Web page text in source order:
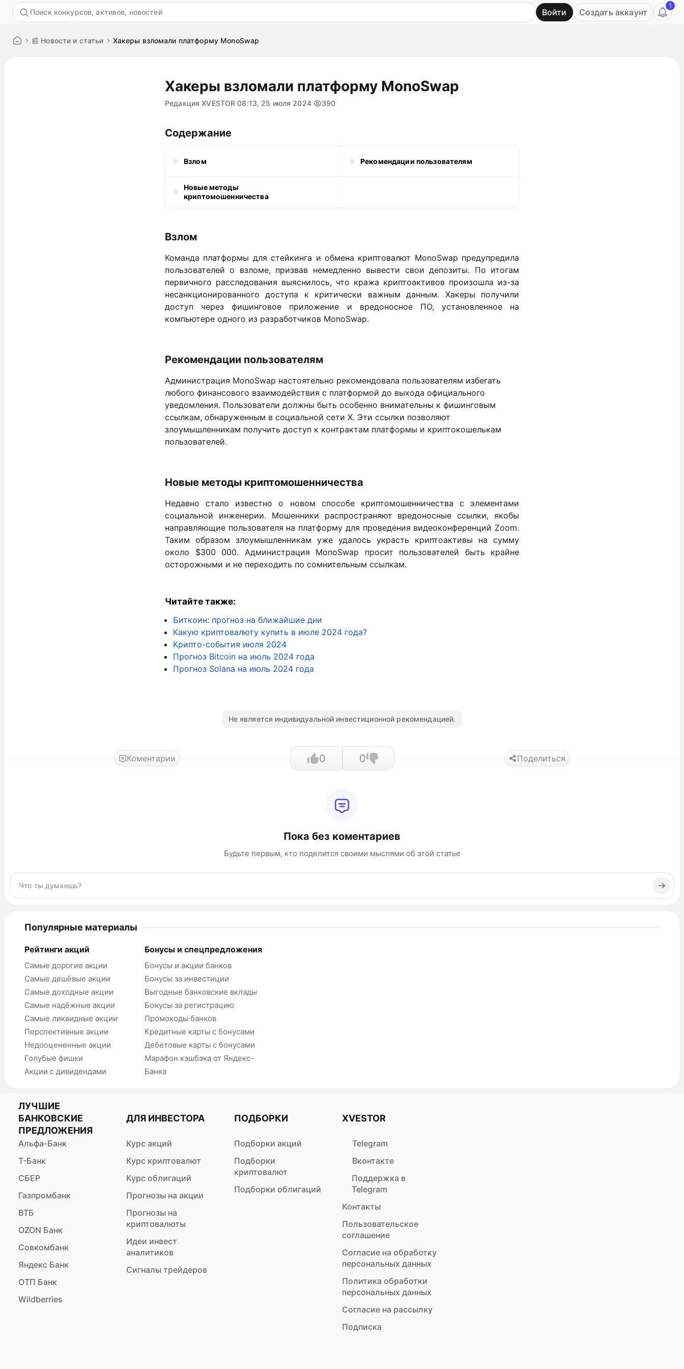
Войти Создать аккаунт
1
📰 Новости и статьи Хакеры взломали платформу MonoSwap
Хакеры взломали платформу MonoSwap
Редакция XVESTOR 08:13, 25 июля 2024 390
Содержание
Взлом Рекомендации пользователям
Новые методы
криптомошенничества
Взлом
Команда платформы для стейкинга и обмена криптовалют MonoSwap предупредила
пользователей о взломе, призвав немедленно вывести свои депозиты. По итогам
первичного расследования выяснилось, что кража криптоактивов произошла из-за
несанкционированного доступа к критически важным данным. Хакеры получили
доступ через фишинговое приложение и вредоносное ПО, установленное на
компьютере одного из разработчиков MonoSwap.
Рекомендации пользователям
Администрация MonoSwap настоятельно рекомендовала пользователям избегать
любого финансового взаимодействия с платформой до выхода официального
уведомления. Пользователи должны быть особенно внимательны к фишинговым
ссылкам, обнаруженным в социальной сети X. Эти ссылки позволяют
злоумышленникам получить доступ к контрактам платформы и криптокошелькам
пользователей.
Новые методы криптомошенничества
Недавно стало известно о новом способе криптомошенничества с элементами
социальной инженерии. Мошенники распространяют вредоносные ссылки, якобы
направляющие пользователя на платформу для проведения видеоконференций Zoom.
Таким образом злоумышленникам уже удалось украсть криптоактивы на сумму
около $300 000. Администрация MonoSwap просит пользователей быть крайне
осторожными и не переходить по сомнительным ссылкам.
Читайте также:
Биткоин: прогноз на ближайшие дни
Какую криптовалюту купить в июле 2024 года?
Крипто-события июля 2024
Прогноз Bitcoin на июль 2024 года
Прогноз Solana на июль 2024 года
Не является индивидуальной инвестиционной рекомендацией.
Коментарии 0 0 Поделиться
Пока без коментариев
Будьте первым, кто поделится своими мыслями об этой статье
Популярные материалы
Рейтинги акций
Самые дорогие акции
Самые дешёвые акции
Самые доходные акции
Самые надёжные акции
Самые ликвидные акции
Перспективные акции
Недооцененные акции
Голубые фишки
Акции с дивидендами
Бонусы и спецпредложения
Бонусы и акции банков
Бонусы за инвестиции
Выгодные банковские вклады
Бонусы за регистрацию
Промокоды банков
Кредитные карты с бонусами
Дебетовые карты с бонусами
Марафон кэшбэка от Яндекс-
Банка
ЛУЧШИЕ
БАНКОВСКИЕ
ПРЕДЛОЖЕНИЯ
Альфа-Банк
Т-Банк
СБЕР
Газпромбанк
ВТБ
OZON Банк
Совкомбанк
Яндекс Банк
ОТП Банк
Wildberries
ДЛЯ ИНВЕСТОРА
Курс акций
Курс криптовалют
Курс облигаций
Прогнозы на акции
Прогнозы на
криптовалюты
Идеи инвест
аналитиков
Сигналы трейдеров
ПОДБОРКИ
Подборки акций
Подборки
криптовалют
Подборки облигаций
XVESTOR
Telegram
Вконтакте
Поддержка в
Telegram
Контакты
Пользовательское
соглашение
Согласие на обработку
персональных данных
Политика обработки
персональных данных
Согласие на рассылку
Подписка